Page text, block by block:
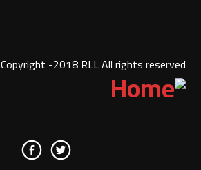
Copyright -2018 RLL All rights reserved